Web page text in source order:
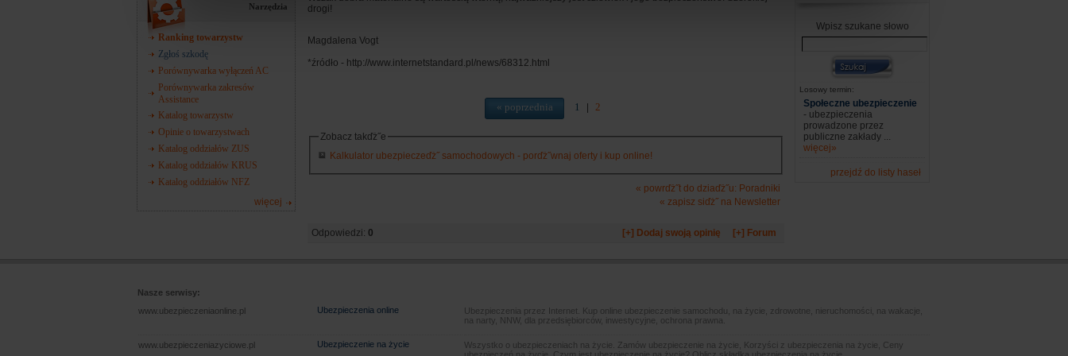
Narzędzia
Ranking towarzystw
Zgłoś szkodę
Porównywarka wyłączeń AC
Porównywarka zakresów
Assistance
Katalog towarzystw
Opinie o towarzystwach
Katalog oddziałów ZUS
Katalog oddziałów KRUS
Katalog oddziałów NFZ
więcej
drogi!
Magdalena Vogt
*źródło - http://www.internetstandard.pl/news/68312.html
« poprzednia 1 2
Zobacz takďż˝e
Kalkulator ubezpieczeďż˝ samochodowych - porďż˝wnaj oferty i kup online!
« powrďż˝t do dziaďż˝u: Poradniki
« zapisz siďż˝ na Newsletter
Odpowiedzi: 0 [+] Dodaj swoją opinię [+] Forum
Wpisz szukane słowo
Losowy termin:
Społeczne ubezpieczenie
- ubezpieczenia
prowadzone przez
publiczne zakłady ...
więcej»
przejdź do listy haseł
Nasze serwisy:
www.ubezpieczeniaonline.pl
Ubezpieczenia online
Ubezpieczenia przez Internet. Kup online ubezpieczenie samochodu, na życie, zdrowotne, nieruchomości, na wakacje,
na narty, NNW, dla przedsiębiorców, inwestycyjne, ochrona prawna.
www.ubezpieczeniazyciowe.pl Ubezpieczenie na życie
Wszystko o ubezpieczeniach na życie. Zamów ubezpieczenie na życie, Korzyści z ubezpieczenia na życie, Ceny